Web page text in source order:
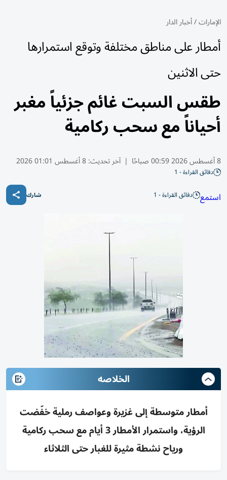
الإمارات/أخبار الدار
أمطار على مناطق مختلفة وتوقع استمرارها
حتى الاثنين
طقس السبت غائم جزئياً مغبر
أحياناً مع سحب ركامية
8 أغسطس 2026 00:59 صباحًا | آخر تحديث:8 أغسطس 01:01 2026
دقائق القراءة - 1
استمع دقائق القراءة - 1 شارك
الخلاصه
أمطار متوسطة إلى غزيرة وعواصف رملية خفّضت
الرؤية، واستمرار الأمطار 3 أيام مع سحب ركامية
ورياح نشطة مثيرة للغبار حتى الثلاثاء